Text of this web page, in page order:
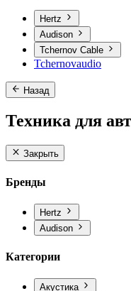
Hertz
Audison
Tchernov Cable
Tchernovaudio
Назад
Техника для
Закрыть
Бренды
Hertz
Audison
Категории
Акустика